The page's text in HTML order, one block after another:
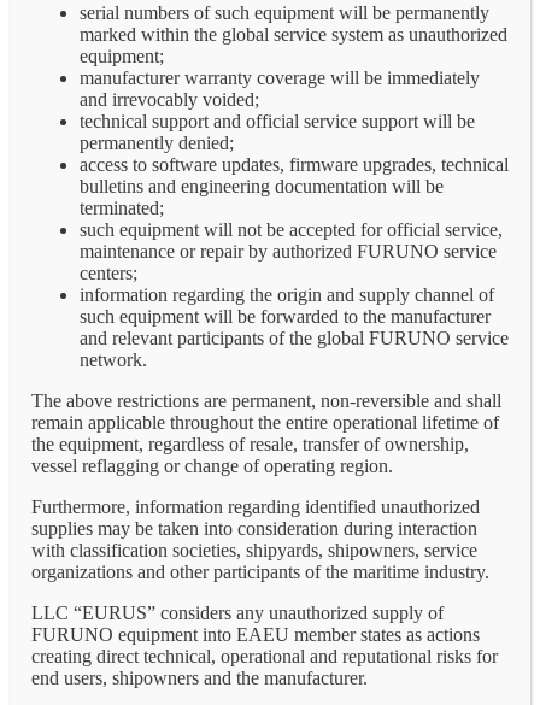
serial numbers of such equipment will be permanently
marked within the global service system as unauthorized
equipment;
manufacturer warranty coverage will be immediately
and irrevocably voided;
technical support and official service support will be
permanently denied;
access to software updates, firmware upgrades, technical
bulletins and engineering documentation will be
terminated;
such equipment will not be accepted for official service,
maintenance or repair by authorized FURUNO service
centers;
information regarding the origin and supply channel of
such equipment will be forwarded to the manufacturer
and relevant participants of the global FURUNO service
network.
The above restrictions are permanent, non-reversible and shall
remain applicable throughout the entire operational lifetime of
the equipment, regardless of resale, transfer of ownership,
vessel reflagging or change of operating region.
Furthermore, information regarding identified unauthorized
supplies may be taken into consideration during interaction
with classification societies, shipyards, shipowners, service
organizations and other participants of the maritime industry.
LLC “EURUS” considers any unauthorized supply of
FURUNO equipment into EAEU member states as actions
creating direct technical, operational and reputational risks for
end users, shipowners and the manufacturer.